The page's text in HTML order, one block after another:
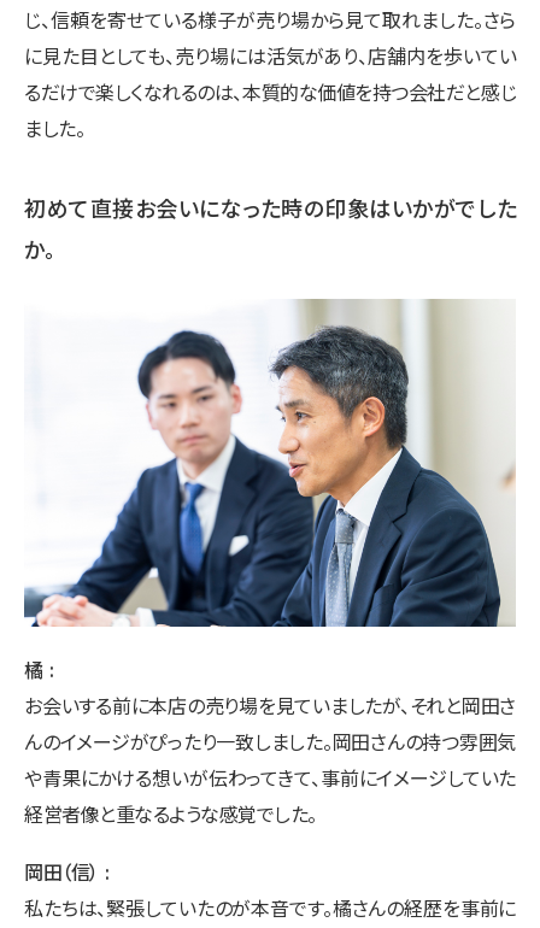
じ、信頼を寄せている様子が売り場から見て取れました。さら
に見た目としても、売り場には活気があり、店舗内を歩いてい
るだけで楽しくなれるのは、本質的な価値を持つ会社だと感じ
ました。
初めて直接お会いになった時の印象はいかがでした
か。
橘
お会いする前に本店の売り場を見ていましたが、それと岡田さ
んのイメージがぴったり一致しました。岡田さんの持つ雰囲気
や青果にかける想いが伝わってきて、事前にイメージしていた
経営者像と重なるような感覚でした。
岡田（信）
私たちは、緊張していたのが本音です。橘さんの経歴を事前に